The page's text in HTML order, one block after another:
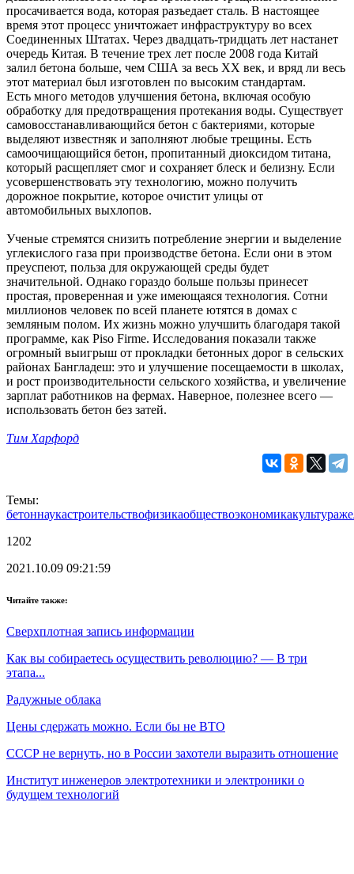
просачивается вода, которая разъедает сталь. В настоящее
время этот процесс уничтожает инфраструктуру во всех
Соединенных Штатах. Через двадцать-тридцать лет настанет
очередь Китая. В течение трех лет после 2008 года Китай
залил бетона больше, чем США за весь ХХ век, и вряд ли весь
этот материал был изготовлен по высоким стандартам.
Есть много методов улучшения бетона, включая особую
обработку для предотвращения протекания воды. Существует
самовосстанавливающийся бетон с бактериями, которые
выделяют известняк и заполняют любые трещины. Есть
самоочищающийся бетон, пропитанный диоксидом титана,
который расщепляет смог и сохраняет блеск и белизну. Если
усовершенствовать эту технологию, можно получить
дорожное покрытие, которое очистит улицы от
автомобильных выхлопов.
Ученые стремятся снизить потребление энергии и выделение
углекислого газа при производстве бетона. Если они в этом
преуспеют, польза для окружающей среды будет
значительной. Однако гораздо больше пользы принесет
простая, проверенная и уже имеющаяся технология. Сотни
миллионов человек по всей планете ютятся в домах с
земляным полом. Их жизнь можно улучшить благодаря такой
программе, как Piso Firme. Исследования показали также
огромный выигрыш от прокладки бетонных дорог в сельских
районах Бангладеш: это и улучшение посещаемости в школах,
и рост производительности сельского хозяйства, и увеличение
зарплат работников на фермах. Наверное, полезнее всего —
использовать бетон без затей.
Тим Харфорд
Темы:
бетоннаукастроительствофизикаобществоэкономикакультура
1202
2021.10.09 09:21:59
Читайте также:
Cверхплотная запись информации
Как вы собираетесь осуществить революцию? — В три
этапа...
Радужные облака
Цены сдержать можно. Если бы не ВТО
СССР не вернуть, но в России захотели выразить отношение
Институт инженеров электротехники и электроники о
будущем технологий